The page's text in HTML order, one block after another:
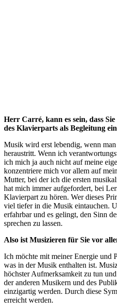
Herr Carré, kann es sein, dass
des Klavierparts als Begleitung
Musik wird erst lebendig, wenn
heraustritt. Wenn ich
ich mich ja auch nicht auf meine
konzentriere mich vor allem auf
Mutter, bei der ich die ersten
hat mich immer aufgefordert, bei
Klavierpart zu hören. Wer dieses
viel tiefer in die Musik eintauchen.
erfahrbar und es gelingt, den Sinn
sprechen zu lassen.
Also ist Musizieren für Sie vor
Ich möchte mit meiner Energie und
was in der Musik enthalten ist.
höchster Aufmerksamkeit zu tun
der anderen Musikern und des
einzigartig werden. Durch diese
erreicht werden.